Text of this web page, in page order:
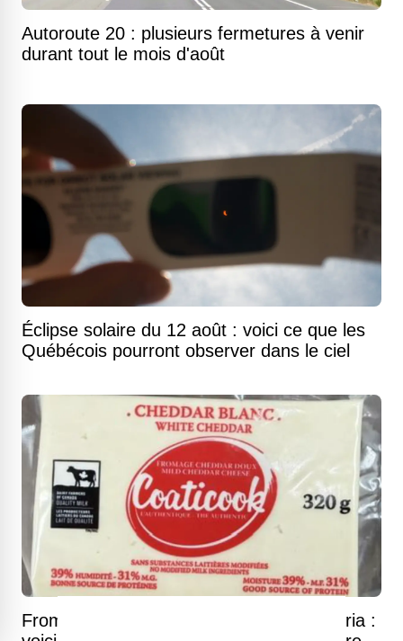
Autoroute 20 : plusieurs fermetures à venir
durant tout le mois d'août
Éclipse solaire du 12 août : voici ce que les
Québécois pourront observer dans le ciel
Fromages Coaticook rappelés pour Listeria :